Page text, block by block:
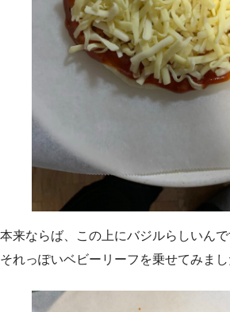
本来ならば、この上にバジルらしいんで
それっぽいベビーリーフを乗せてみまし